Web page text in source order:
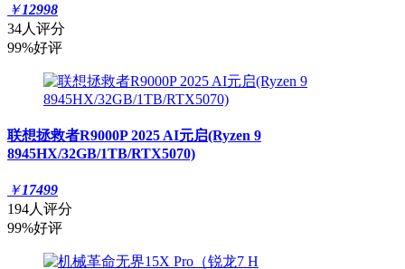
￥12998
34人评分
99%好评
联想拯救者R9000P 2025 AI元启(Ryzen 9
8945HX/32GB/1TB/RTX5070)
￥17499
194人评分
99%好评